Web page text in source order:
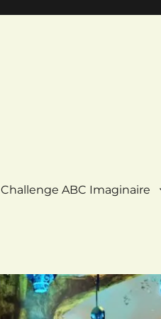
Challenge ABC Imaginaire